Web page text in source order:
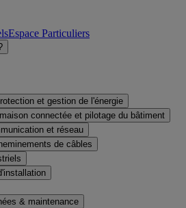
Espace Particuliers
et gestion de l'énergie
connectée et pilotage du bâtiment
et réseau
de câbles
& maintenance